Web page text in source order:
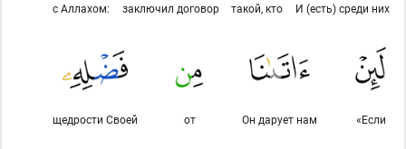
И (есть) среди них
такой, кто
заключил договор
с Аллахом:
«Если
Он дарует нам
от
щедрости Своей